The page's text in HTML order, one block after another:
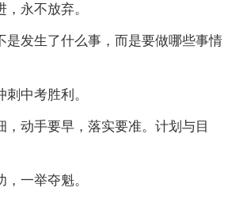
永不放弃。
发生了什么事，而是要做哪些事情
中考胜利。
动手要早，落实要准。计划与目
一举夺魁。